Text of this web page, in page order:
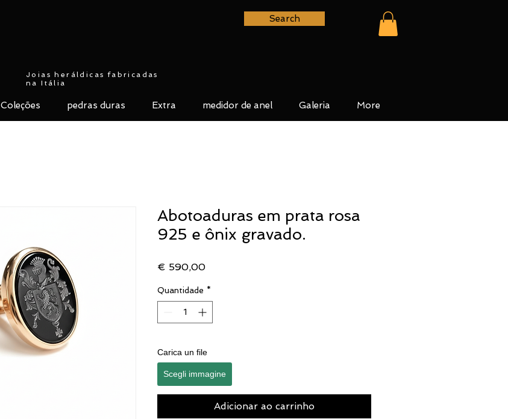
Search
Coleções pedras duras Extra medidor de anel Galeria More
Abotoaduras em prata rosa
925 e ônix gravado.
€ 590,00Preço
Quantidade *
Carica un file
Scegli immagine
Adicionar ao carrinho
Joias heráldicas fabricadas
na Itália